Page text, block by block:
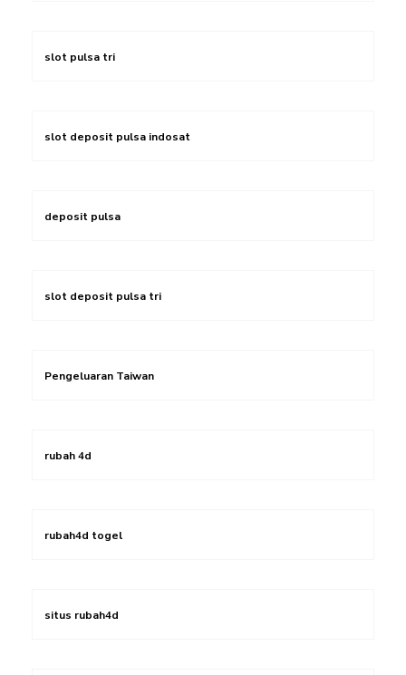
slot pulsa tri
slot deposit pulsa indosat
deposit pulsa
slot deposit pulsa tri
Pengeluaran Taiwan
rubah 4d
rubah4d togel
situs rubah4d